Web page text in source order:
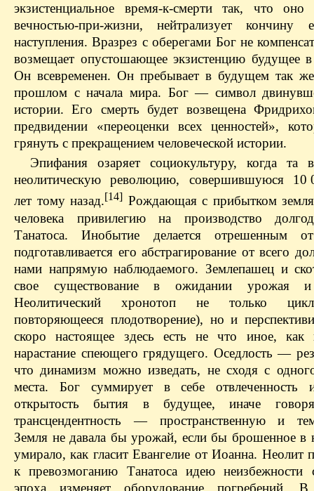
экзистенциальное время-к-смерти так, что оно
вечностью-при-жизни, нейтрализует
наступления. Вразрез с оберегами Бог не
возмещает опустошающее экзистенцию будущее
Он всевременен. Он пребывает в будущем так
прошлом с начала мира. Бог — символ
истории. Его смерть будет возвещена
предвидении «переоценки всех ценностей»,
грянуть с прекращением человеческой истории.
Эпифания озаряет социокультуру, когда та
неолитическую революцию, совершившуюся 10
лет тому назад.[14] Рождающая с прибытком
человека привилегию на производство
Танатоса. Инобытие делается отрешенным
подготавливается его абстрагирование от всего
нами напрямую наблюдаемого. Землепашец и
свое существование в ожидании урожая и
Неолитический хронотоп не только
повторяющееся плодотворение), но и
скоро настоящее здесь есть не что иное, как
нарастание спеющего грядущего. Оседлость —
что динамизм можно изведать, не сходя с
места. Бог суммирует в себе отвлеченность
открытость бытия в будущее, иначе
трансцендентность — пространственную и
Земля не давала бы урожай, если бы брошенное в
умирало, как гласит Евангелие от Иоанна. Неолит
к превозмоганию Танатоса идею неизбежности
эпоха изменяет оборудование погребений.